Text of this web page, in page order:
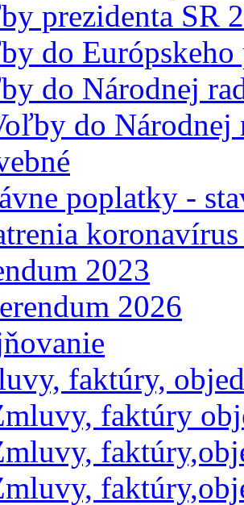
prezidenta SR
do Európskeho
do Národnej
do Národnej
poplatky -
2023
2026
faktúry,
faktúry